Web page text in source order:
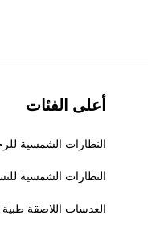
أعلى الفئات
النظارات الشمسية
النظارات الشمسية
العدسات اللاصقة طبية